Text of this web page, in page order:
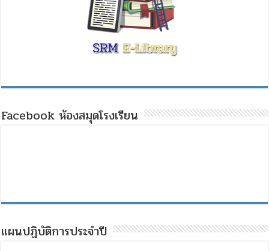
Facebook ห้องสมุดโรงเรียน
แผนปฏิบัติการประจำปี